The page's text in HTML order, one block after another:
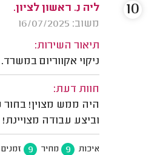
ליה נ. ראשון לציון.
משוב: 16/07/2025
תיאור השירות:
ניקוי אקווריום במשרד.
חוות דעת:
היה ממש מצוין! בחור
וביצע עבודה
איכות 9 מחיר 9 זמנים
10